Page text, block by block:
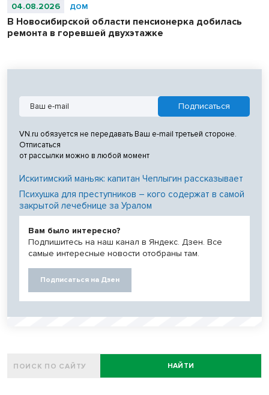
04.08.2026 ДОМ
В Новосибирской области пенсионерка добилась
ремонта в горевшей двухэтажке
VN.ru обязуется не передавать Ваш e-mail третьей стороне.
Отписаться
от рассылки можно в любой момент
Искитимский маньяк: капитан Чеплыгин рассказывает
Психушка для преступников – кого содержат в самой
закрытой лечебнице за Уралом
Вам было интересно?
Подпишитесь на наш канал в Яндекс. Дзен. Все
самые интересные новости отобраны там.
Подписаться на Дзен
НАЙТИ